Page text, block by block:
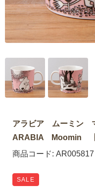
アラビア ムーミ
ARABIA Moomin 【
商品コード: AR005817
SALE